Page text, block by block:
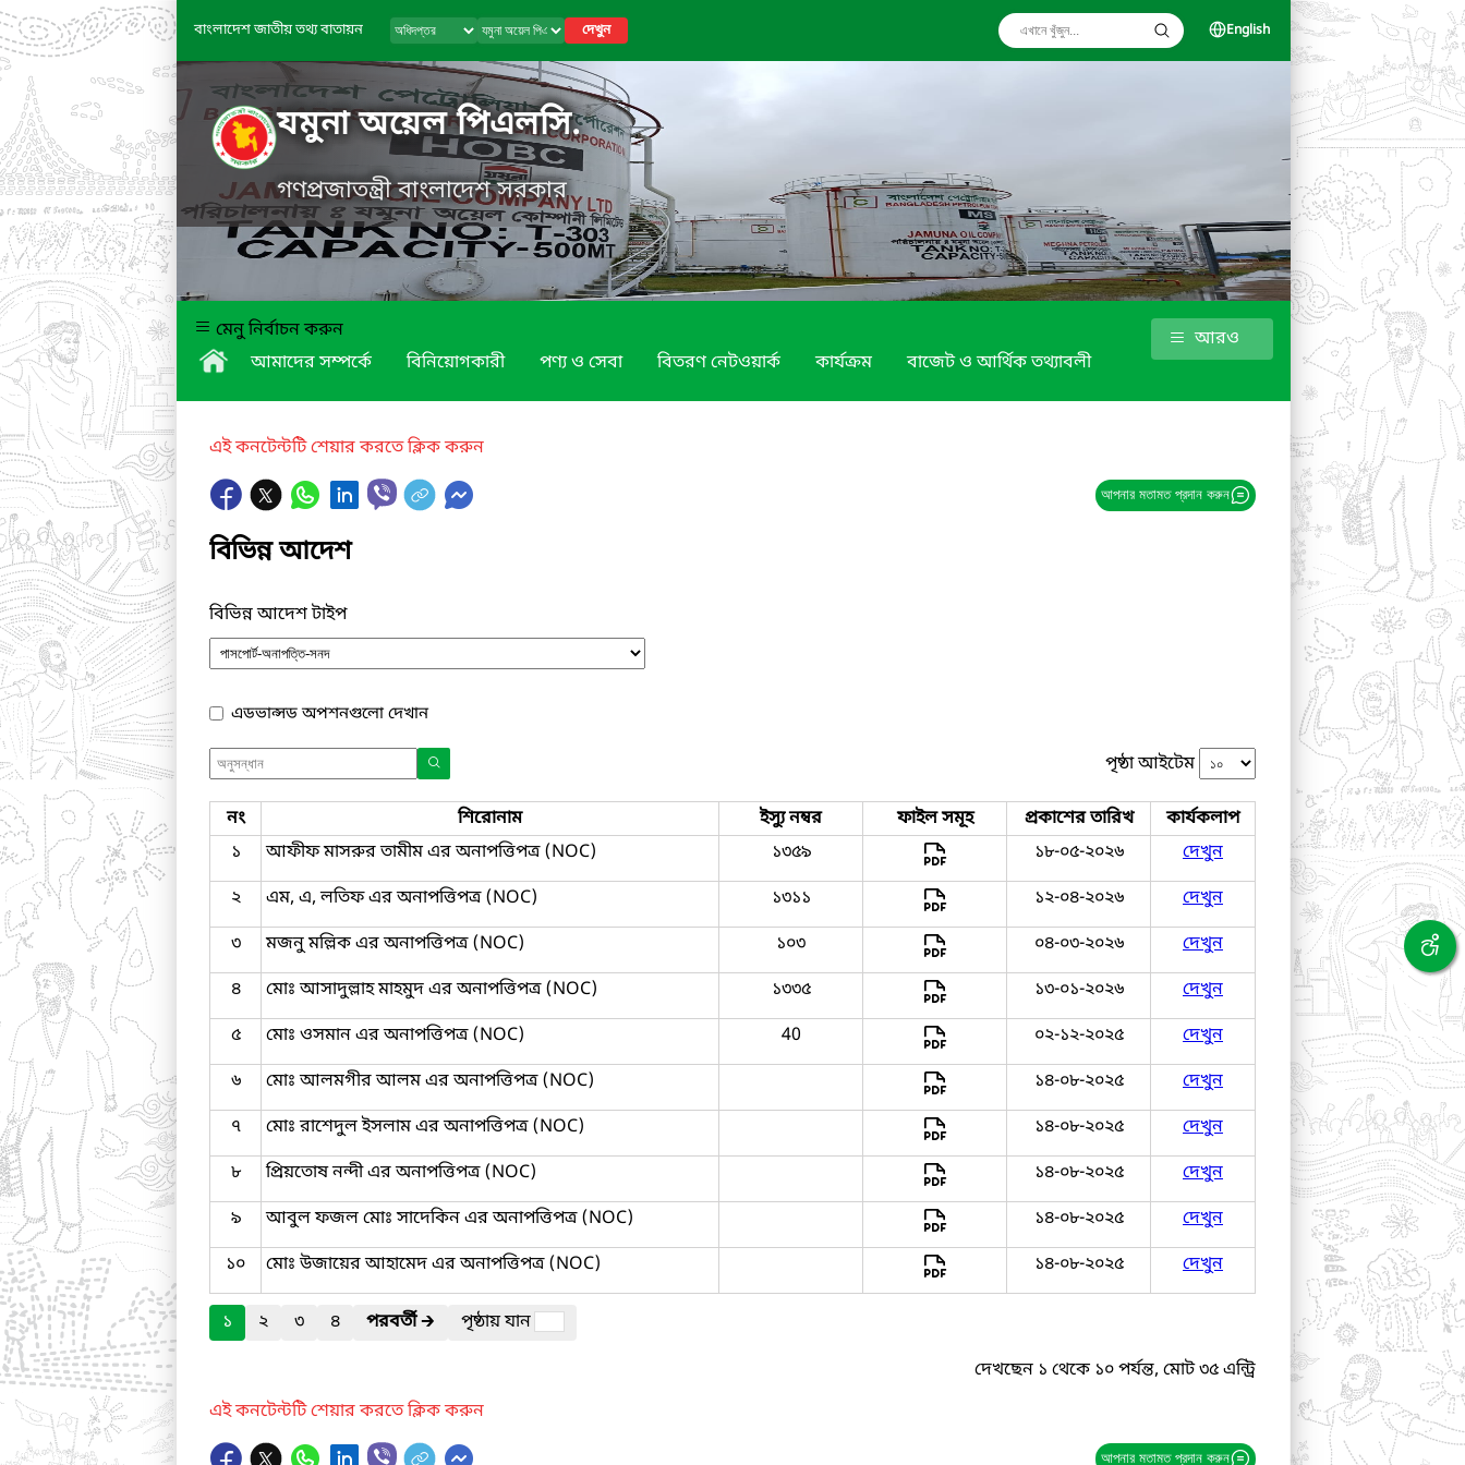
বাংলাদেশ জাতীয় তথ্য বাতায়ন দেখুন English
যমুনা অয়েল পিএলসি.
গণপ্রজাতন্ত্রী বাংলাদেশ সরকার
মেনু নির্বাচন করুন
আমাদের সম্পর্কে
বিনিয়োগকারী পণ্য ও সেবা বিতরণ নেটওয়ার্ক কার্যক্রম বাজেট ও আর্থিক তথ্যাবলী
আরও
এই কনটেন্টটি শেয়ার করতে ক্লিক করুন
আপনার মতামত প্রদান করুন
বিভিন্ন আদেশ
বিভিন্ন আদেশ টাইপ
এডভান্সড অপশনগুলো দেখান
পৃষ্ঠা আইটেম
নং শিরোনাম ইস্যু নম্বর ফাইল সমূহ প্রকাশের তারিখ
কার্যকলাপ
১
আফীফ মাসরুর তামীম এর অনাপত্তিপত্র (NOC) ১৩৫৯ ১৮-০৫-২০২৬
দেখুন
২
এম, এ, লতিফ এর অনাপত্তিপত্র (NOC) ১৩১১ ১২-০৪-২০২৬
দেখুন
৩
মজনু মল্লিক এর অনাপত্তিপত্র (NOC) ১০৩ ০৪-০৩-২০২৬
দেখুন
৪
মোঃ আসাদুল্লাহ মাহমুদ এর অনাপত্তিপত্র (NOC) ১৩৩৫ ১৩-০১-২০২৬
দেখুন
৫
মোঃ ওসমান এর অনাপত্তিপত্র (NOC) 40 ০২-১২-২০২৫
দেখুন
৬
মোঃ আলমগীর আলম এর অনাপত্তিপত্র (NOC) ১৪-০৮-২০২৫
দেখুন
৭
মোঃ রাশেদুল ইসলাম এর অনাপত্তিপত্র (NOC) ১৪-০৮-২০২৫
দেখুন
৮
প্রিয়তোষ নন্দী এর অনাপত্তিপত্র (NOC) ১৪-০৮-২০২৫
দেখুন
৯
আবুল ফজল মোঃ সাদেকিন এর অনাপত্তিপত্র (NOC) ১৪-০৮-২০২৫
দেখুন
১০
মোঃ উজায়ের আহামেদ এর অনাপত্তিপত্র (NOC) ১৪-০৮-২০২৫ দেখুন
১ ২ ৩ ৪ পরবর্তী🡲
পৃষ্ঠায় যান
দেখছেন ১ থেকে ১০ পর্যন্ত, মোট ৩৫ এন্ট্রি
এই কনটেন্টটি শেয়ার করতে ক্লিক করুন
আপনার মতামত প্রদান করুন